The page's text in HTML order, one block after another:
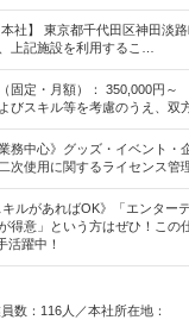
社】 東京都千代田区神田淡
上記施設を利用するこ…
固定・月額）： 350,000円
びスキル等を考慮のうえ、双
業務中心》グッズ・イベント・
次使用に関するライセンス管
キルがあればOK》「エンター
得意」という方はぜひ！この
躍中！
数：116人／本社所在地：